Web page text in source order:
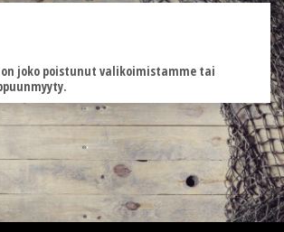
joko poistunut valikoimistamme tai